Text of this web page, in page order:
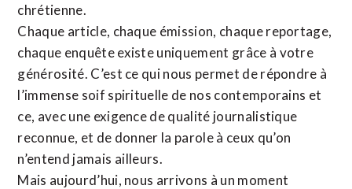
chrétienne.
Chaque article, chaque émission, chaque reportage,
chaque enquête existe uniquement grâce à votre
générosité. C’est ce qui nous permet de répondre à
l’immense soif spirituelle de nos contemporains et
ce, avec une exigence de qualité journalistique
reconnue, et de donner la parole à ceux qu’on
n’entend jamais ailleurs.
Mais aujourd’hui, nous arrivons à un moment